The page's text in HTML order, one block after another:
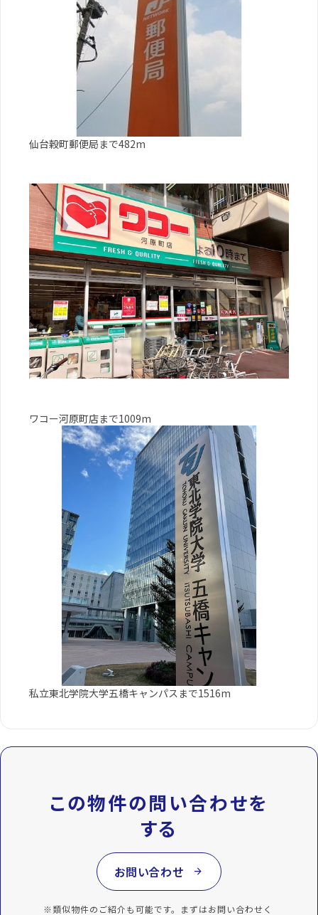
仙台穀町郵便局まで482m
ワコー河原町店まで1009m
私立東北学院大学五橋キャンパスまで1516m
この物件の問い合わせを
する
お問い合わせ arrow_forward
※類似物件のご紹介も可能です。まずはお問い合わせく